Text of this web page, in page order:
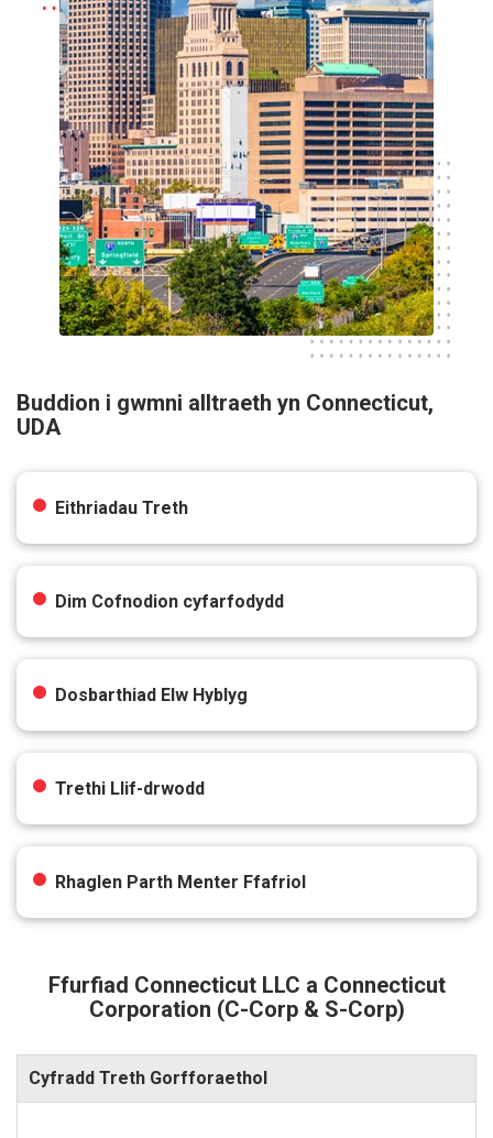
Buddion i gwmni alltraeth yn Connecticut,
UDA
Eithriadau Treth
Dim Cofnodion cyfarfodydd
Dosbarthiad Elw Hyblyg
Trethi Llif-drwodd
Rhaglen Parth Menter Ffafriol
Ffurfiad Connecticut LLC a Connecticut
Corporation (C-Corp & S-Corp)
Cyfradd Treth Gorfforaethol